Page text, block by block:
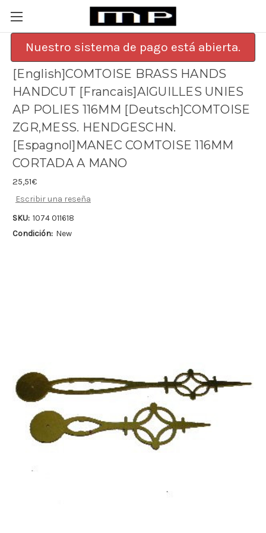
Nuestro sistema de pago está abierta.
[English]COMTOISE BRASS HANDS
HANDCUT [Francais]AIGUILLES UNIES
AP POLIES 116MM [Deutsch]COMTOISE
ZGR,MESS. HENDGESCHN.
[Espagnol]MANEC COMTOISE 116MM
CORTADA A MANO
25,51€
Escribir una reseña
SKU: 1074 011618
Condición: New